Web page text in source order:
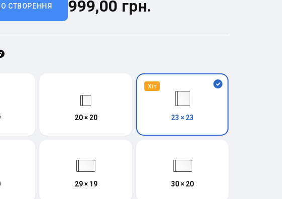
СТВОРЕННЯ 999,00 грн.
20 × 20
Хіт
23 × 23
29 × 19 30 × 20